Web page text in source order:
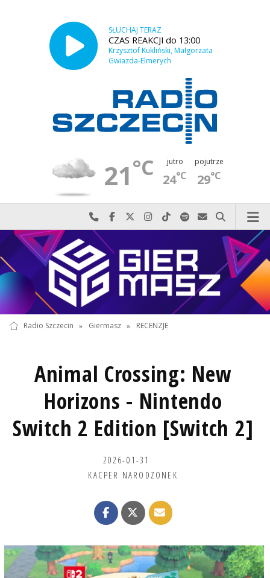
SŁUCHAJ TERAZ
CZAS REAKCJI do 13:00
Krzysztof Kukliński, Małgorzata
Gwiazda-Elmerych
21°C jutro
24°C
pojutrze
29°C
Najlepiej po prostu do nas zadzwoń
Odwiedź nas na Facebook-u
Odwiedź nas na X
Odwiedź nas na Instagram-ie
Odwiedź nas na TikTok-u
Szukaj nas na Spotify
Wyślij do nas
Szukaj
Radio Szczecin » Giermasz » RECENZJE
Animal Crossing: New
Horizons - Nintendo
Switch 2 Edition [Switch 2]
2026-01-31
KACPER NARODZONEK